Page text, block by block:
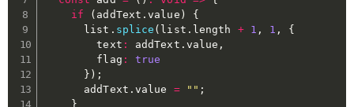
if
( addText .value )
{
      list
. splice ( list . length + 1 , 1 ,
{
        text
: addText . value ,
        flag
:
true
} ) ;
      addText
. value = "" ;
}